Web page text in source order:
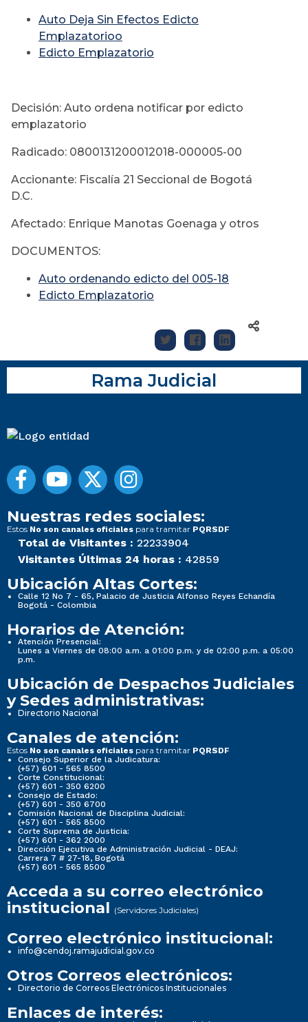
Auto Deja Sin Efectos Edicto
Emplazatorioo
Edicto Emplazatorio
Decisión: Auto ordena notificar por edicto
emplazatorio
Radicado: 0800131200012018-000005-00
Accionante: Fiscalía 21 Seccional de Bogotá
D.C.
Afectado: Enrique Manotas Goenaga y otros
DOCUMENTOS:
Auto ordenando edicto del 005-18
Edicto Emplazatorio
Rama Judicial
Nuestras redes sociales:
Estos No son canales oficiales para tramitar PQRSDF
Total de Visitantes : 22233904
Visitantes Últimas 24 horas : 42859
Ubicación Altas Cortes:
Calle 12 No 7 - 65, Palacio de Justicia Alfonso Reyes Echandía
Bogotá - Colombia
Horarios de Atención:
Atención Presencial:
Lunes a Viernes de 08:00 a.m. a 01:00 p.m. y de 02:00 p.m. a 05:00
p.m.
Ubicación de Despachos Judiciales
y Sedes administrativas:
Directorio Nacional
Canales de atención:
Estos No son canales oficiales para tramitar PQRSDF
Consejo Superior de la Judicatura:
(+57) 601 - 565 8500
Corte Constitucional:
(+57) 601 - 350 6200
Consejo de Estado:
(+57) 601 - 350 6700
Comisión Nacional de Disciplina Judicial:
(+57) 601 - 565 8500
Corte Suprema de Justicia:
(+57) 601 - 362 2000
Dirección Ejecutiva de Administración Judicial - DEAJ:
Carrera 7 # 27-18, Bogotá
(+57) 601 - 565 8500
Acceda a su correo electrónico
institucional (Servidores Judiciales)
Correo electrónico institucional:
info@cendoj.ramajudicial.gov.co
Otros Correos electrónicos:
Directorio de Correos Electrónicos Institucionales
Enlaces de interés: